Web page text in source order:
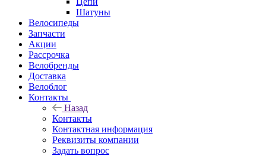
Шатуны
Велосипеды
Запчасти
Акции
Рассрочка
Велобренды
Доставка
Велоблог
Контакты
Назад
Контакты
Контактная информация
Реквизиты компании
Задать вопрос